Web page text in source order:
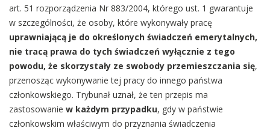
art. 51 rozporządzenia Nr 883/2004, którego ust. 1 gwarantuje
w szczególności, że osoby, które wykonywały pracę
uprawniającą je do określonych świadczeń emerytalnych,
nie tracą prawa do tych świadczeń wyłącznie z tego
powodu, że skorzystały ze swobody przemieszczania się,
przenosząc wykonywanie tej pracy do innego państwa
członkowskiego. Trybunał uznał, że ten przepis ma
zastosowanie w każdym przypadku, gdy w państwie
członkowskim właściwym do przyznania świadczenia